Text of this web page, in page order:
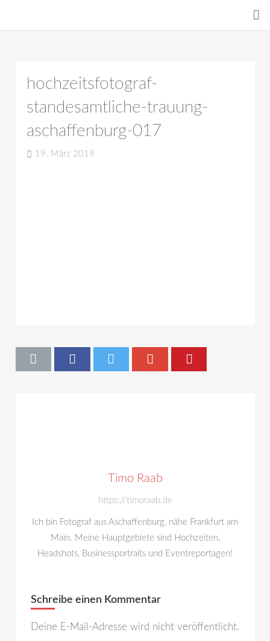
hochzeitsfotograf-
standesamtliche-trauung-
aschaffenburg-017
19. März 2019
Timo Raab
https://timoraab.de
Ich bin Fotograf aus Aschaffenburg, nähe Frankfurt am
Main. Meine Hauptgebiete sind Hochzeiten,
Headshots, Businessportraits und Eventreportagen!
Schreibe einen Kommentar
Deine E-Mail-Adresse wird nicht veröffentlicht.